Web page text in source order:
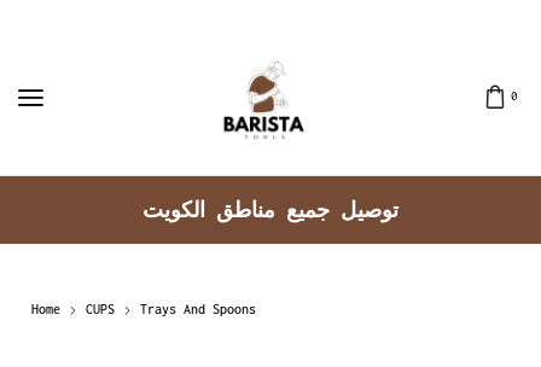
0
توصيل جميع مناطق الكويت
Home CUPS Trays And Spoons